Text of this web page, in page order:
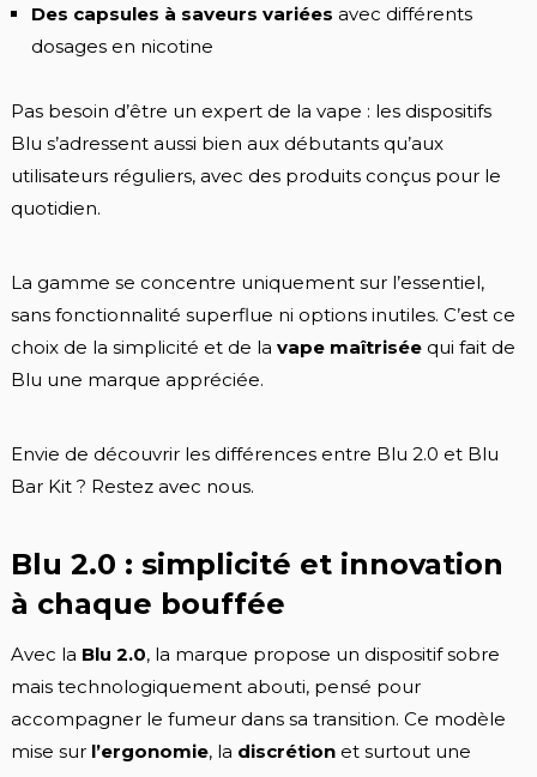
Des capsules à saveurs variées avec différents
dosages en nicotine
Pas besoin d’être un expert de la vape : les dispositifs
Blu s’adressent aussi bien aux débutants qu’aux
utilisateurs réguliers, avec des produits conçus pour le
quotidien.
La gamme se concentre uniquement sur l’essentiel,
sans fonctionnalité superflue ni options inutiles. C’est ce
choix de la simplicité et de la vape maîtriséequi fait de
Blu une marque appréciée.
Envie de découvrir les différences entre Blu 2.0 et Blu
Bar Kit ? Restez avec nous.
Blu 2.0 : simplicité et innovation
à chaque bouffée
Avec la Blu 2.0, la marque propose un dispositif sobre
mais technologiquement abouti, pensé pour
accompagner le fumeur dans sa transition. Ce modèle
mise sur l’ergonomie, la discrétionet surtout une